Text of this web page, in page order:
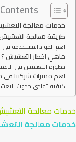
خدمات معالجة
طريقة معالجة التعشيش
اهم المواد المستخدمه
ماهي اخطار التعشيش ؟
خطورة التعشيش في
اهم مميزات شركتنا في
كيفية تفادي حدوث
خدمات معالجة
خدمات معالجة